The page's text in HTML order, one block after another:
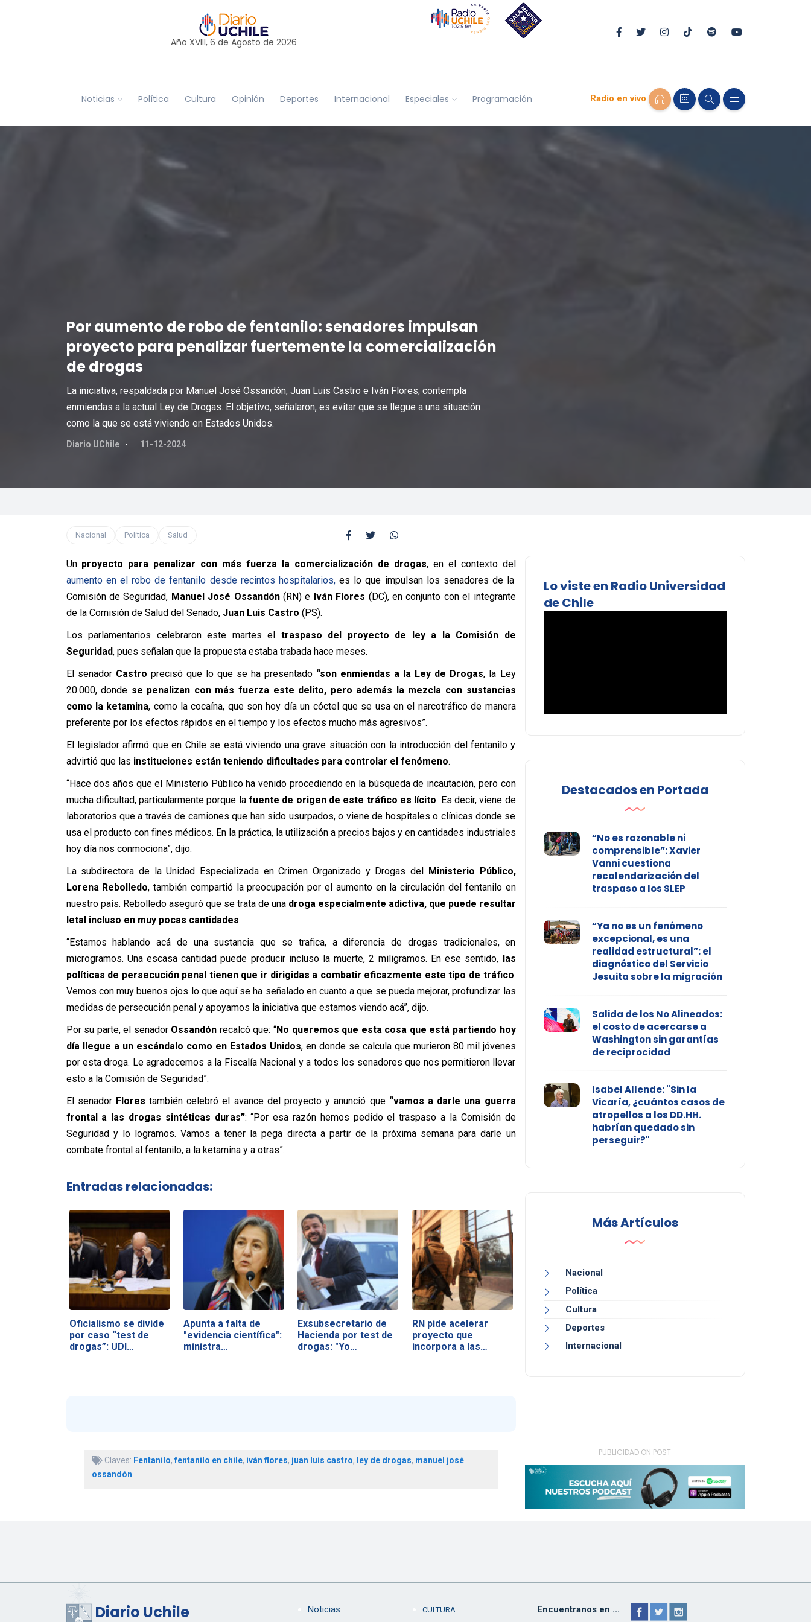
Año XVIII, 6 de Agosto de 2026
Noticias Política Cultura Opinión Deportes Internacional Especiales Programación Radio en vivo
Por aumento de robo de fentanilo: senadores impulsan
proyecto para penalizar fuertemente la comercialización
de drogas
La iniciativa, respaldada por Manuel José Ossandón, Juan Luis Castro e Iván Flores, contempla
enmiendas a la actual Ley de Drogas. El objetivo, señalaron, es evitar que se llegue a una situación
como la que se está viviendo en Estados Unidos.
Diario UChile 11-12-2024
Nacional Política Salud
Unproyecto para penalizar con más fuerza la comercialización de drogas, en el contexto del
aumento en el robo de fentanilo desde recintos hospitalarios,es lo que impulsan los senadores de la
Comisión de Seguridad, Manuel José Ossandón(RN) e Iván Flores (DC), en conjunto con el integrante
de la Comisión de Salud del Senado, Juan Luis Castro (PS).
Los parlamentarios celebraron este martes el traspaso del proyecto de ley a la Comisión de
Seguridad, pues señalan que la propuesta estaba trabada hace meses.
El senador Castro precisó que lo que se ha presentado “son enmiendas a la Ley de Drogas, la Ley
20.000, donde se penalizan con más fuerza este delito, pero además la mezcla con sustancias
como la ketamina, como la cocaína, que son hoy día un cóctel que se usa en el narcotráfico de manera
preferente por los efectos rápidos en el tiempo y los efectos mucho más agresivos”.
El legislador afirmó que en Chile se está viviendo una grave situación con la introducción del fentanilo y
advirtió que las instituciones están teniendo dificultades para controlar el fenómeno.
“Hace dos años que el Ministerio Público ha venido procediendo en la búsqueda de incautación, pero con
mucha dificultad, particularmente porque lafuente de origen de este tráfico es lícito. Es decir, viene de
laboratorios que a través de camiones que han sido usurpados, o viene de hospitales o clínicas donde se
usa el producto con fines médicos. En la práctica, la utilización a precios bajos y en cantidades industriales
hoy día nos conmociona”, dijo.
La subdirectora de la Unidad Especializada en Crimen Organizado y Drogas del Ministerio Público,
Lorena Rebolledo, también compartió la preocupación por el aumento en la circulación del fentanilo en
nuestro país. Rebolledo aseguró que se trata de unadroga especialmente adictiva, que puede resultar
letal incluso en muy pocas cantidades.
“Estamos hablando acá de una sustancia que se trafica, a diferencia de drogas tradicionales, en
microgramos. Una escasa cantidad puede producir incluso la muerte, 2 miligramos. En ese sentido, las
políticas de persecución penal tienen que ir dirigidas a combatir eficazmente este tipo de tráfico.
Vemos con muy buenos ojos lo que aquí se ha señalado en cuanto a que se pueda mejorar, profundizar las
medidas de persecución penal y apoyamos la iniciativa que estamos viendo acá”, dijo.
Por su parte, el senador Ossandón recalcó que: “No queremos que esta cosa que está partiendo hoy
día llegue a un escándalo como en Estados Unidos, en donde se calcula que murieron 80 mil jóvenes
por esta droga. Le agradecemos a la Fiscalía Nacional y a todos los senadores que nos permitieron llevar
esto a la Comisión de Seguridad”.
El senadorFlores también celebró el avance del proyecto y anunció que “vamos a darle una guerra
frontal a las drogas sintéticas duras”: “Por esa razón hemos pedido el traspaso a la Comisión de
Seguridad y lo logramos. Vamos a tener la pega directa a partir de la próxima semana para darle un
combate frontal al fentanilo, a la ketamina y a otras”.
Entradas relacionadas:
Oficialismo se divide
por caso “test de
drogas”: UDI…
Apunta a falta de
"evidencia científica":
ministra…
Exsubsecretario de
Hacienda por test de
drogas: "Yo…
RN pide acelerar
proyecto que
incorpora a las…
Claves: Fentanilo,fentanilo en chile, iván flores, juan luis castro, ley de drogas, manuel josé
ossandón
Lo viste en Radio Universidad
de Chile
Destacados en Portada
“No es razonable ni
comprensible”: Xavier
Vanni cuestiona
recalendarización del
traspaso a los SLEP
“Ya no es un fenómeno
excepcional, es una
realidad estructural”: el
diagnóstico del Servicio
Jesuita sobre la migración
Salida de los No Alineados:
el costo de acercarse a
Washington sin garantías
de reciprocidad
Isabel Allende: "Sin la
Vicaría, ¿cuántos casos de
atropellos a los DD.HH.
habrían quedado sin
perseguir?"
Más Artículos
Nacional
Política
Cultura
Deportes
Internacional
- PUBLICIDAD ON POST -
Diario Uchile
Noticias
CULTURA Encuentranos en ...